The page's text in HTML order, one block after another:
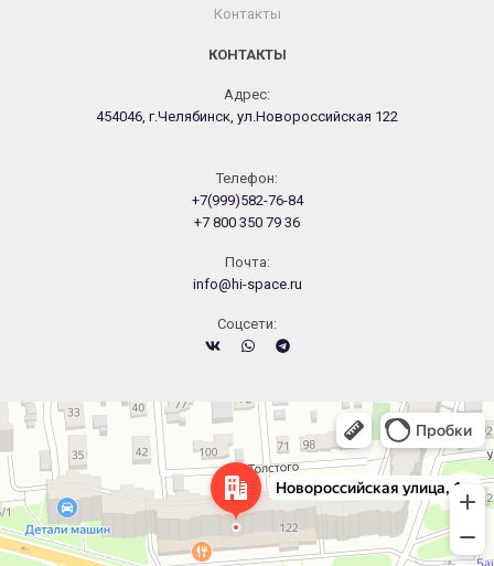
Контакты
КОНТАКТЫ
Адрес:
454046, г.Челябинск, ул.Новороссийская 122
Телефон:
+7(999)582-76-84
+7 800 350 79 36
Почта:
info@hi-space.ru
Cоцсети:
Челябинск
Новороссийская улица, 122 — Яндекс.Карты